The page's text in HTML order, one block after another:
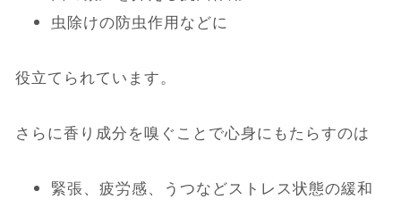
虫除けの防虫作用などに
役立てられています。
さらに香り成分を嗅ぐことで心身にもたらすのは
緊張、疲労感、うつなどストレス状態の緩和